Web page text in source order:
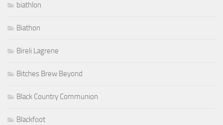
biathlon
Biathon
Bireli Lagrene
Bitches Brew Beyond
Black Country Communion
Blackfoot